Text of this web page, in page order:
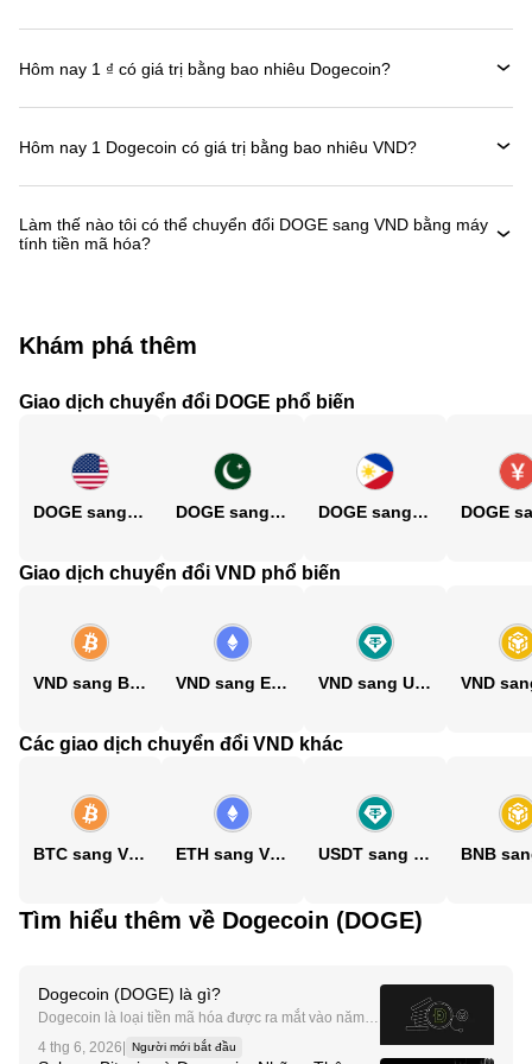
Hôm nay 1 ₫ có giá trị bằng bao nhiêu Dogecoin?
Hôm nay 1 Dogecoin có giá trị bằng bao nhiêu VND?
Làm thế nào tôi có thể chuyển đổi DOGE sang VND bằng máy
tính tiền mã hóa?
Khám phá thêm
Giao dịch chuyển đổi DOGE phổ biến
DOGE sang USD DOGE sang PKR DOGE sang PHP
Giao dịch chuyển đổi VND phổ biến
VND sang BTC VND sang ETH VND sang USDT
Các giao dịch chuyển đổi VND khác
BTC sang VND ETH sang VND USDT sang VND
Tìm hiểu thêm về Dogecoin (DOGE)
Dogecoin (DOGE) là gì?
Dogecoin là loại tiền mã hóa được ra mắt vào năm 2
013 như một giải pháp thay thế nhẹ nhàng và dễ tiếp
cận hơn cho các loại tiền kỹ thuật số phổ biến lâu đờ
4 thg 6, 2026 Người mới bắt đầu